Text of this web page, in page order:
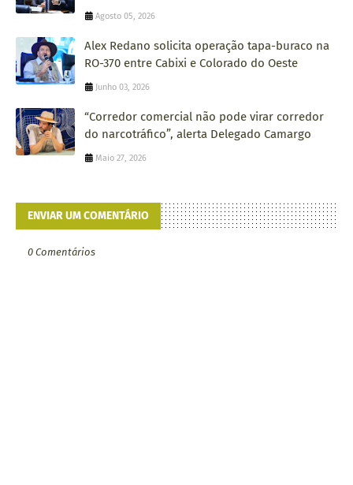
Agosto 05, 2026
Alex Redano solicita operação tapa-buraco na
RO-370 entre Cabixi e Colorado do Oeste
Junho 03, 2026
“Corredor comercial não pode virar corredor
do narcotráfico”, alerta Delegado Camargo
Maio 27, 2026
ENVIAR UM COMENTÁRIO
0 Comentários